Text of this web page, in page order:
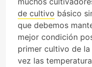
de cultivo básico
que debemos
mejor condición
primer cultivo de
vez las